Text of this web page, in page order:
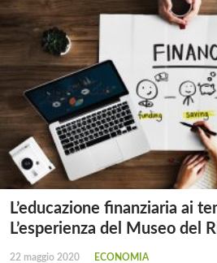
L’educazione finanziaria ai
L’esperienza del Museo del
22 maggio 2020 ECONOMIA